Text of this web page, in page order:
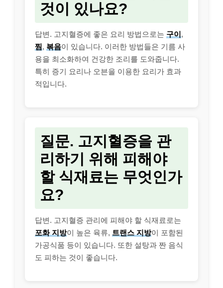
것이 있나요?
답변. 고지혈증에 좋은 요리 방법으로는 구이,
찜, 볶음이 있습니다. 이러한 방법들은 기름 사
용을 최소화하여 건강한 조리를 도와줍니다.
특히 증기 요리나 오븐을 이용한 요리가 효과
적입니다.
질문. 고지혈증을 관
리하기 위해 피해야
할 식재료는 무엇인가
요?
답변. 고지혈증 관리에 피해야 할 식재료로는
포화 지방이 높은 육류, 트랜스 지방이 포함된
가공식품 등이 있습니다. 또한 설탕과 짠 음식
도 피하는 것이 좋습니다.